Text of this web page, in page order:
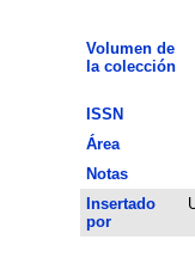
Volumen de
la colección
ISSN
Área
Notas
Insertado
por